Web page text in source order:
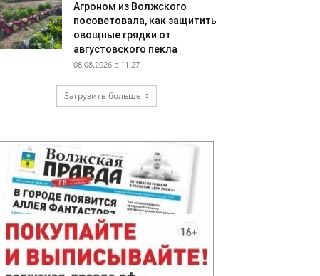
Агроном из Волжского
посоветовала, как защитить
овощные грядки от
августовского пекла
08.08.2026 в 11:27
Загрузить больше